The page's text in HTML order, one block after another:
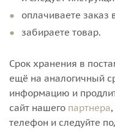
оплачиваете заказ
забираете товар.
Срок хранения в
ещё на аналогичный
информацию и
сайт нашего партнера
телефон и следуйте